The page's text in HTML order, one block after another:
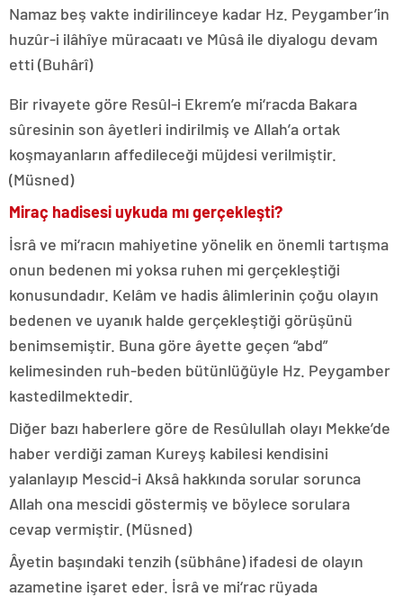
Namaz beş vakte indirilinceye kadar Hz. Peygamber’in
huzûr-i ilâhîye müracaatı ve Mûsâ ile diyalogu devam
etti (Buhârî)
Bir rivayete göre Resûl-i Ekrem’e mi‘racda Bakara
sûresinin son âyetleri indirilmiş ve Allah’a ortak
koşmayanların affedileceği müjdesi verilmiştir.
(Müsned)
Miraç hadisesi uykuda mı gerçekleşti?
İsrâ ve mi‘racın mahiyetine yönelik en önemli tartışma
onun bedenen mi yoksa ruhen mi gerçekleştiği
konusundadır. Kelâm ve hadis âlimlerinin çoğu olayın
bedenen ve uyanık halde gerçekleştiği görüşünü
benimsemiştir. Buna göre âyette geçen “abd”
kelimesinden ruh-beden bütünlüğüyle Hz. Peygamber
kastedilmektedir.
Diğer bazı haberlere göre de Resûlullah olayı Mekke’de
haber verdiği zaman Kureyş kabilesi kendisini
yalanlayıp Mescid-i Aksâ hakkında sorular sorunca
Allah ona mescidi göstermiş ve böylece sorulara
cevap vermiştir. (Müsned)
Âyetin başındaki tenzih (sübhâne) ifadesi de olayın
azametine işaret eder. İsrâ ve mi‘rac rüyada